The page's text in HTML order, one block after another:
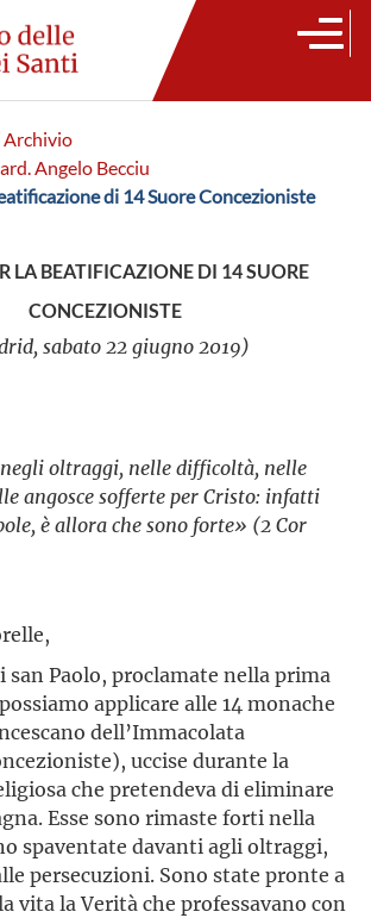
Archivio
Angelo Becciu
di 14 Suore Concezioniste
LA BEATIFICAZIONE DI 14 SUORE
CONCEZIONISTE
sabato 22 giugno 2019)
oltraggi, nelle difficoltà, nelle
angosce sofferte per Cristo: infatti
è allora che sono forte» (2 Cor
san Paolo, proclamate nella prima
applicare alle 14 monache
dell’Immacolata
uccise durante la
che pretendeva di eliminare
Esse sono rimaste forti nella
spaventate davanti agli oltraggi,
persecuzioni. Sono state pronte a
vita la Verità che professavano con